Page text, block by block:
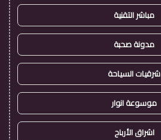
مباشر التقنية
مدونة صحبة
شرقيات السياحة
موسوعة انوار
اشراق الأرباح